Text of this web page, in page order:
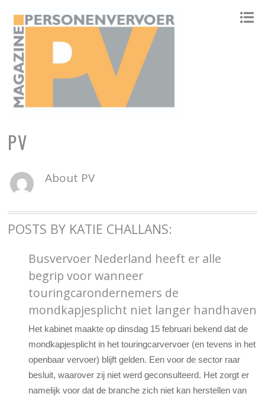
PV
About PV
POSTS BY KATIE CHALLANS:
Busvervoer Nederland heeft er alle
begrip voor wanneer
touringcarondernemers de
mondkapjesplicht niet langer handhaven
Het kabinet maakte op dinsdag 15 februari bekend dat de
mondkapjesplicht in het touringcarvervoer (en tevens in het
openbaar vervoer) blijft gelden. Een voor de sector raar
besluit, waarover zij niet werd geconsulteerd. Het zorgt er
namelijk voor dat de branche zich niet kan herstellen van